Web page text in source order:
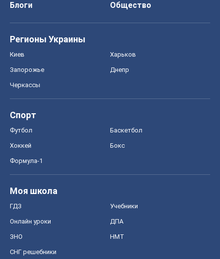
Блоги
Общество
Регионы Украины
Киев Харьков
Запорожье Днепр
Черкассы
Спорт
Футбол Баскетбол
Хоккей Бокс
Формула-1
Моя школа
ГДЗ Учебники
Онлайн уроки ДПА
ЗНО НМТ
СНГ решебники